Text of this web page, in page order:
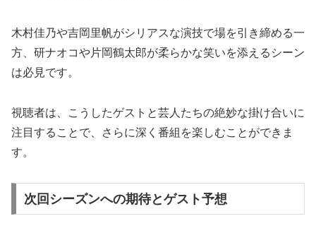
木村佳乃や吉岡里帆がシリアスな演技で場を引き締める一
方、研ナオコや片岡鶴太郎が柔らかな笑いを添えるシーン
は必見です。
視聴者は、こうしたゲストと芸人たちの絶妙な掛け合いに
注目することで、さらに深く番組を楽しむことができま
す。
次回シーズンへの期待とゲスト予想